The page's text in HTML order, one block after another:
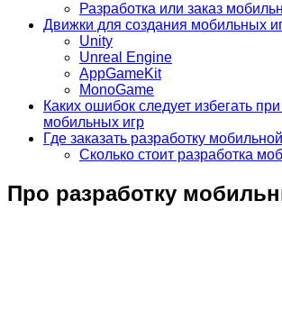
Разработка или заказ
Движки для создания мобильных
Unity
Unreal Engine
AppGameKit
MonoGame
Каких ошибок следует избегать
мобильных игр
Где заказать разработку
Сколько стоит разработка
Про разработку